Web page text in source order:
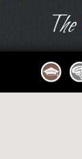
The